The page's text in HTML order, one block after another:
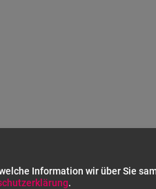
Information wir über Sie
.